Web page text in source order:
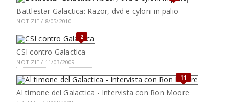
Battlestar Galactica: Razor, dvd e cyloni in palio
NOTIZIE / 8/05/2010
2
CSI contro Galactica
NOTIZIE / 11/03/2009
11
Al timone del Galactica - Intervista con Ron Moore